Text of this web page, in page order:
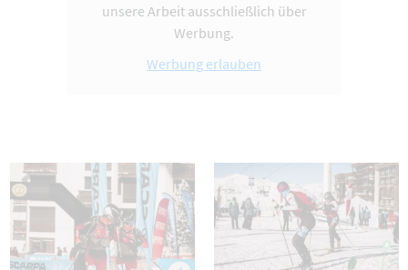
unsere Arbeit ausschließlich über
Werbung.
Werbung erlauben